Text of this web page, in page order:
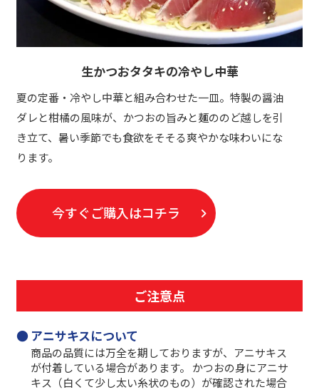
生かつおタタキの冷やし中華
夏の定番・冷やし中華と組み合わせた一皿。特製の醤油
ダレと柑橘の風味が、かつおの旨みと麺ののど越しを引
き立て、暑い季節でも食欲をそそる爽やかな味わいにな
ります。
今すぐご購入はコチラ
ご注意点
アニサキスについて
商品の品質には万全を期しておりますが、アニサキス
が付着している場合があります。 かつおの身にアニサ
キス（白くて少し太い糸状のもの）が確認された場合